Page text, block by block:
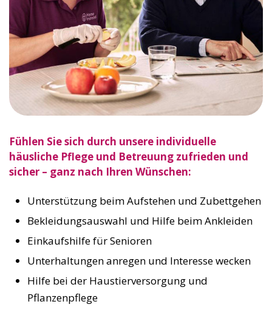
Fühlen Sie sich durch unsere individuelle
häusliche Pflege und Betreuung zufrieden und
sicher – ganz nach Ihren Wünschen:
Unterstützung beim Aufstehen und Zubettgehen
Bekleidungsauswahl und Hilfe beim Ankleiden
Einkaufshilfe für Senioren
Unterhaltungen anregen und Interesse wecken
Hilfe bei der Haustierversorgung und
Pflanzenpflege